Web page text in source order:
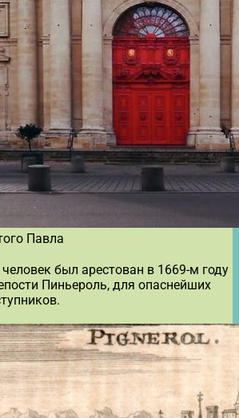
Павла
человек был арестован в 1669-м году
Пиньероль, для опаснейших